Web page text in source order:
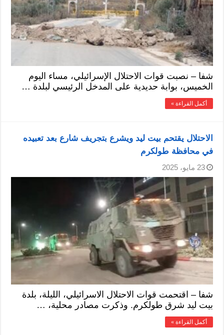
شفا – نصبت قوات الاحتلال الإسرائيلي، مساء اليوم
الخميس، بوابة حديدية على المدخل الرئيسي لبلدة …
أكمل القراءة »
الاحتلال يقتحم بيت ليد ويشرع بتجريف شارع بعد تعبيده
في محافظة طولكرم
23 مايو، 2025
شفا – اقتحمت قوات الاحتلال الاسرائيلي، الليلة، بلدة
بيت ليد شرق طولكرم. وذكرت مصادر محلية، …
أكمل القراءة »